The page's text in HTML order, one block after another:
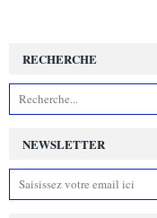
NEWSLETTER
RECHERCHE